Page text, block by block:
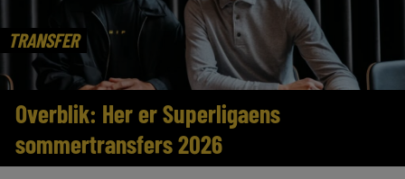
TRANSFER
Overblik: Her er Superligaens
sommertransfers 2026